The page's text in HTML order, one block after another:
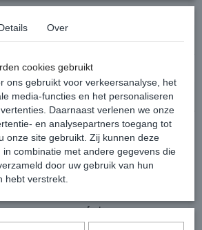
halsterset van Amigo.
en voor meer comfort.
en aan de kin. En voorzien van een
Over
cookies gebruikt
ons gebruikt voor verkeersanalyse, het
media-functies en het personaliseren
Daarnaast verlenen we onze
en analysepartners toegang tot
onze site gebruikt. Zij kunnen deze
combinatie met andere gegevens die
door uw gebruik van hun
hebt verstrekt.